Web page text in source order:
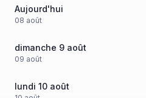
Aujourd'hui
08 août
dimanche 9 août
09 août
lundi 10 août